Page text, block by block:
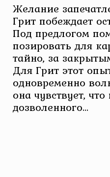
Желание
Грит побеждает
Под предлогом
позировать для
тайно, за
Для Грит этот
одновременно
она чувствует,
дозволенного…